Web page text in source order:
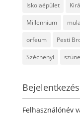
Iskolaépület
Millennium
orfeum Pesti
Széchenyi
Bejelentkezés
Felhasználónév